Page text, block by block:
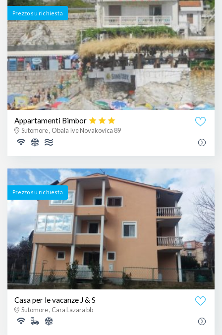
Prezzo su richiesta
Appartamenti Bimbor
Sutomore , Obala Ive Novakovica 89
Prezzo su richiesta
Casa per le vacanze J & S
Sutomore , Cara Lazara bb